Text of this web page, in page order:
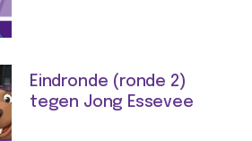
Eindronde (ronde 2)
tegen Jong Essevee